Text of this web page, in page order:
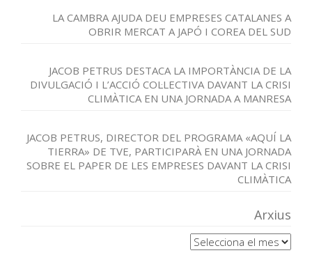
LA CAMBRA AJUDA DEU EMPRESES CATALANES A
OBRIR MERCAT A JAPÓ I COREA DEL SUD
JACOB PETRUS DESTACA LA IMPORTÀNCIA DE LA
DIVULGACIÓ I L’ACCIÓ COL·LECTIVA DAVANT LA CRISI
CLIMÀTICA EN UNA JORNADA A MANRESA
JACOB PETRUS, DIRECTOR DEL PROGRAMA «AQUÍ LA
TIERRA» DE TVE, PARTICIPARÀ EN UNA JORNADA
SOBRE EL PAPER DE LES EMPRESES DAVANT LA CRISI
CLIMÀTICA
Arxius
Arxius